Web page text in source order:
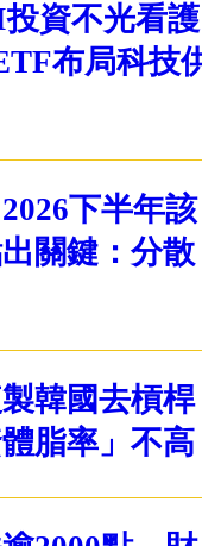
登場！AI投
山 00410A主
技供應鏈
下半年該
關鍵：分散
韓國去槓桿
脂率」不高